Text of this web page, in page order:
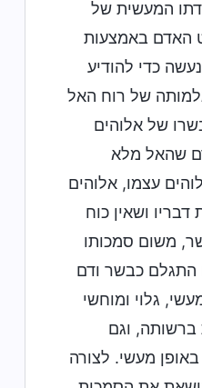
המעשית של
האדם באמצעות
כדי להודיע
של רוח האל
של אלוהים
שהאל מלא
עצמו, אלוהים
ושאין כוח
משום סמכותו
התגלם כבשר ודם
גלוי ומוחשי
ברשותה, וגם
מעשי. לצורה